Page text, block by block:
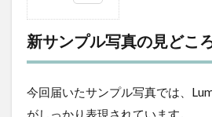
サ
ン
ル
新サンプル写真の見どこ
今回届いたサンプル写真では、
がしっかり表現されています。